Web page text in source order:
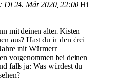
Di 24. Mär 2020, 22:00 Hi
mit deinen alten Kisten
aus? Hast du in den drei
mit Würmern
vorgenommen bei deinen
falls ja: Was würdest du